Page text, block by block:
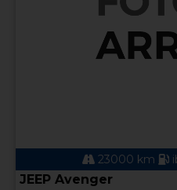
23000 km
JEEP Avenger